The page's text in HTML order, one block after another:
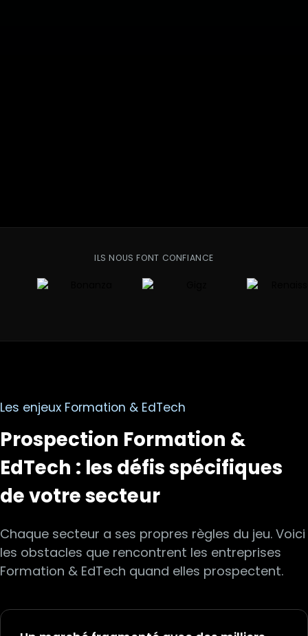
ILS NOUS FONT CONFIANCE
Les enjeux Formation & EdTech
Prospection Formation &
EdTech : les défis spécifiques
de votre secteur
Chaque secteur a ses propres règles du jeu. Voici
les obstacles que rencontrent les entreprises
Formation & EdTech quand elles prospectent.